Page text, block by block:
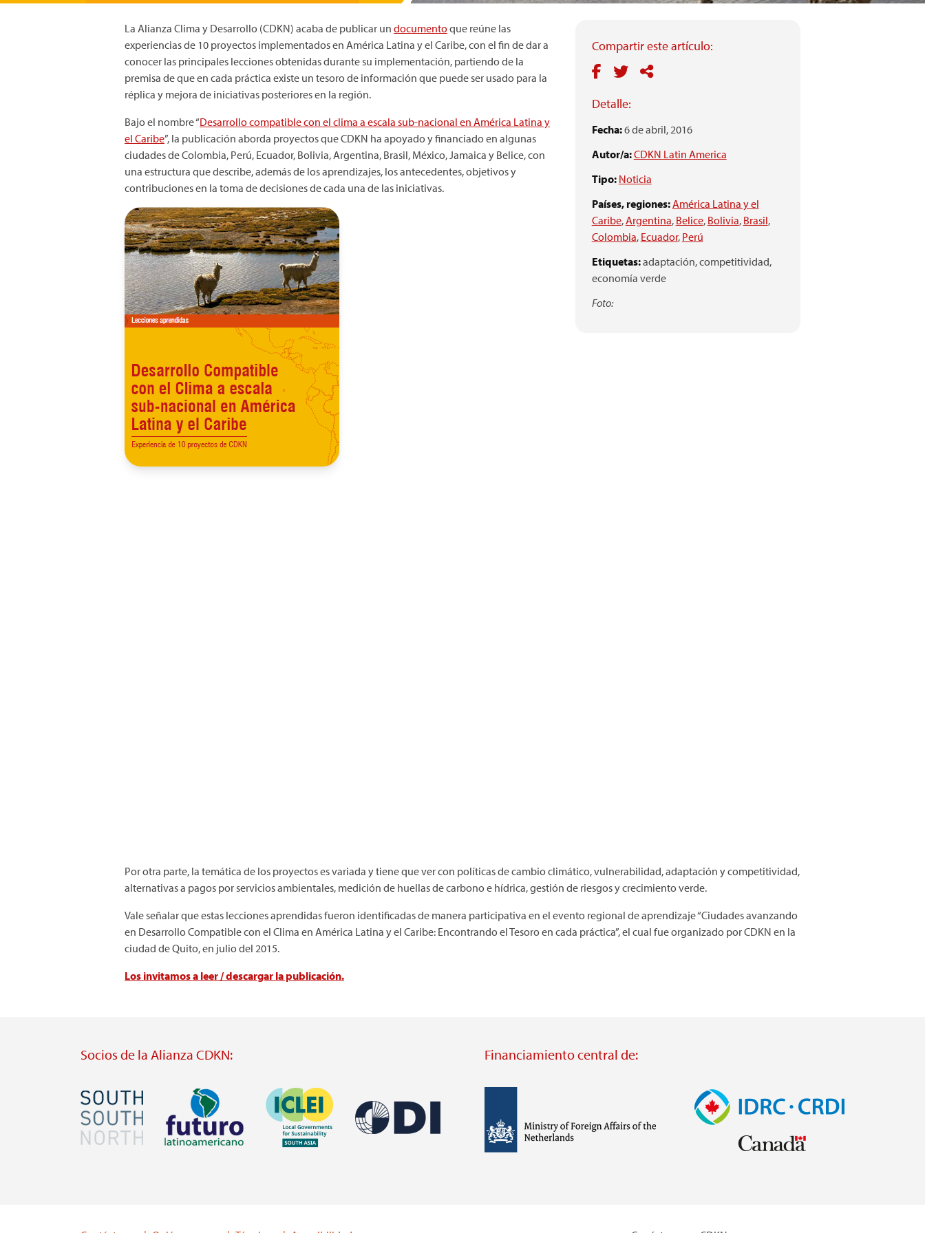
Compartir este artículo:
Detalle:
Fecha:6 de abril, 2016
Autor/a:CDKN Latin America
Tipo: Noticia
Países, regiones:América Latina y el
Caribe,Argentina, Belice, Bolivia, Brasil,
Colombia, Ecuador, Perú
Etiquetas:adaptación,competitividad,
economía verde
Foto:
La Alianza Clima y Desarrollo (CDKN) acaba de publicar un documentoque reúne las
experiencias de 10 proyectos implementados en América Latina y el Caribe, con el fin de dar a
conocer las principales lecciones obtenidas durante su implementación, partiendo de la
premisa de que en cada práctica existe un tesoro de información que puede ser usado para la
réplica y mejora de iniciativas posteriores en la región.
Bajo el nombre “Desarrollo compatible con el clima a escala sub-nacional en América Latina y
el Caribe”, la publicación aborda proyectos que CDKN ha apoyado y financiado en algunas
ciudades de Colombia, Perú, Ecuador, Bolivia, Argentina, Brasil, México, Jamaica y Belice, con
una estructura que describe, además de los aprendizajes, los antecedentes, objetivos y
contribuciones en la toma de decisiones de cada una de las iniciativas.
Por otra parte, la temática de los proyectos es variada y tiene que ver con políticas de cambio climático, vulnerabilidad, adaptación y competitividad,
alternativas a pagos por servicios ambientales, medición de huellas de carbono e hídrica, gestión de riesgos y crecimiento verde.
Vale señalar que estas lecciones aprendidas fueron identificadas de manera participativa en el evento regional de aprendizaje “Ciudades avanzando
en Desarrollo Compatible con el Clima en América Latina y el Caribe: Encontrando el Tesoro en cada práctica”, el cual fue organizado por CDKN en la
ciudad de Quito, en julio del 2015.
Los invitamos a leer / descargar la publicación.
Socios de la Alianza CDKN:
Imagen Imagen
https://www.ffla.net/
Imagen
https://iclei.org/
Imagen
Financiamiento central de:
Imagen